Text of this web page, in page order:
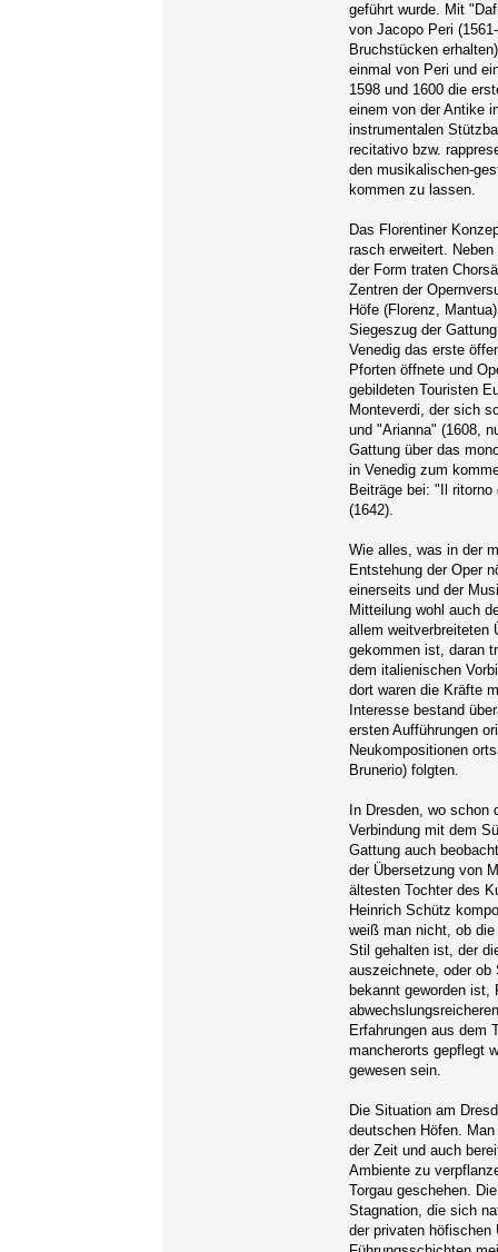
geführt wurde. Mit
von Jacopo Peri
Bruchstücken
einmal von Peri und
1598 und 1600 die
einem von der Antike
instrumentalen
recitativo bzw.
den musikalischen-
kommen zu lassen.
Das Florentiner
rasch erweitert.
der Form traten
Zentren der
Höfe (Florenz,
Siegeszug der
Venedig das erste
Pforten öffnete und
gebildeten Touristen
Monteverdi, der sich
und "Arianna" (1608,
Gattung über das
in Venedig zum
Beiträge bei: "Il
(1642).
Wie alles, was in der
Entstehung der Oper
einerseits und der
Mitteilung wohl auch
allem weitverbreiteten
gekommen ist, daran
dem italienischen
dort waren die Kräfte
Interesse bestand
ersten Aufführungen
Neukompositionen
Brunerio) folgten.
In Dresden, wo
Verbindung mit dem
Gattung auch
der Übersetzung von
ältesten Tochter des
Heinrich Schütz
weiß man nicht, ob
Stil gehalten ist, der
auszeichnete, oder
bekannt geworden ist,
Erfahrungen aus dem
mancherorts gepflegt
gewesen sein.
Die Situation am
deutschen Höfen.
der Zeit und auch
Ambiente zu
Torgau geschehen.
Stagnation, die sich
der privaten höfischen